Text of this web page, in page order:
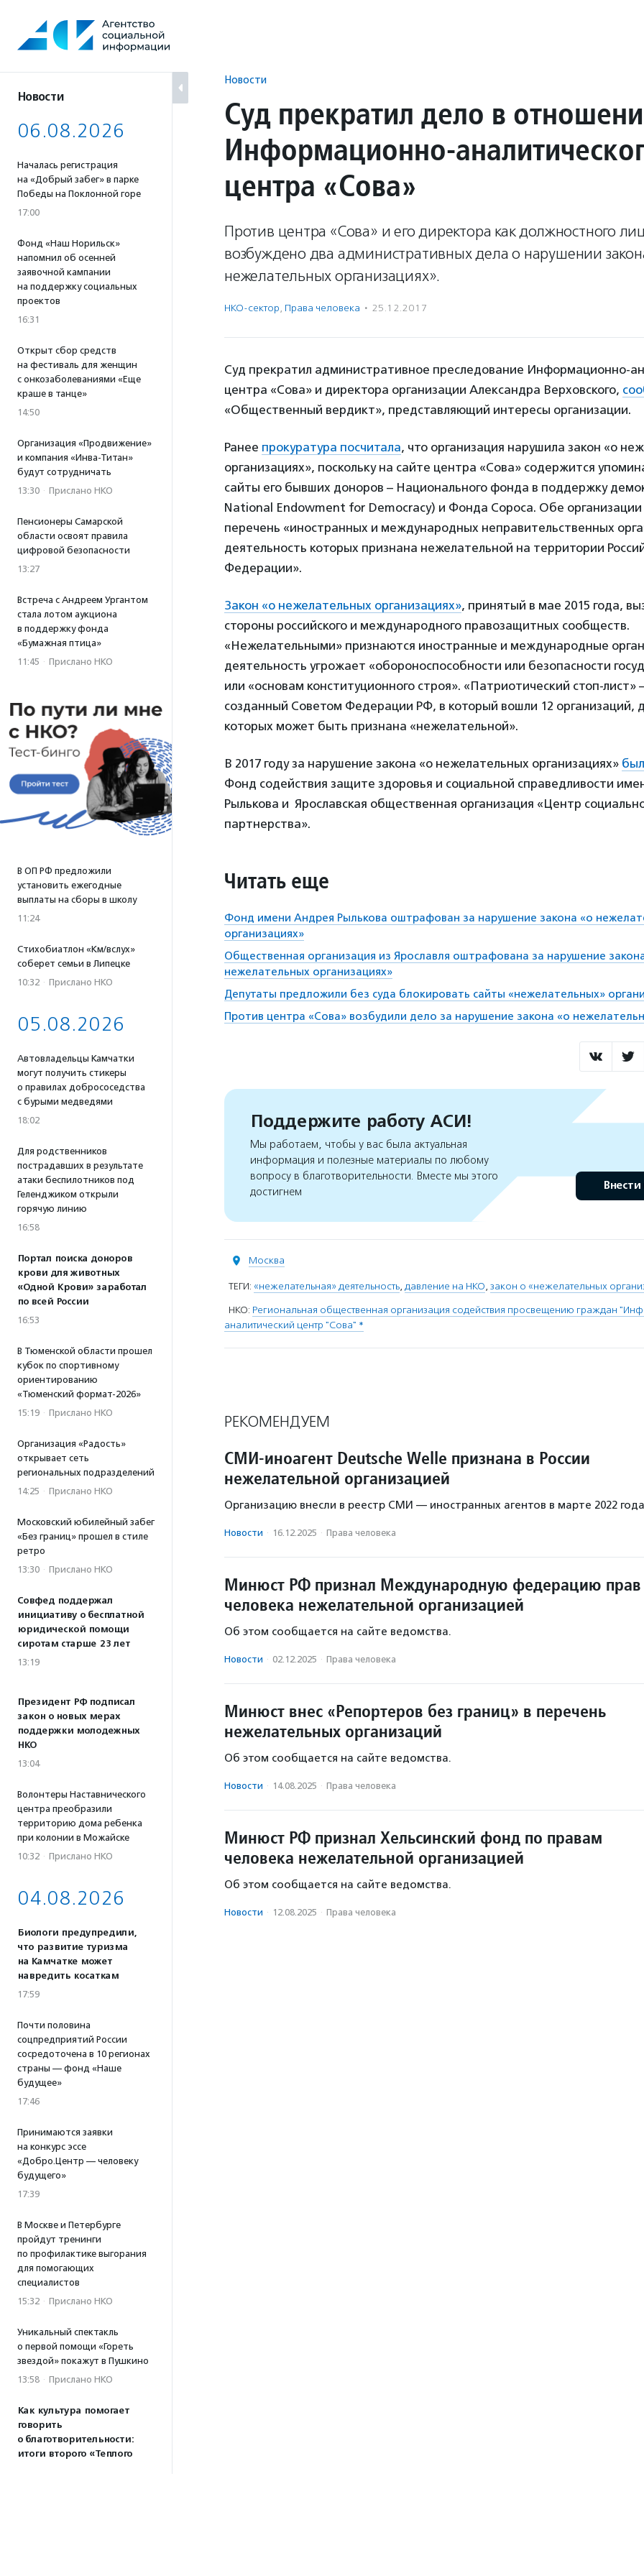
содержанию
Новости
06.08.2026
Началась регистрация
на «Добрый забег» в парке
Победы на Поклонной горе
17:00
Фонд «Наш Норильск»
напомнил об осенней
заявочной кампании
на поддержку социальных
проектов
16:31
Открыт сбор средств
на фестиваль для женщин
с онкозаболеваниями «Еще
краше в танце»
14:50
Организация «Продвижение»
и компания «Инва-Титан»
будут сотрудничать
13:30 · Прислано НКО
Пенсионеры Самарской
области освоят правила
цифровой безопасности
13:27
Встреча с Андреем Ургантом
стала лотом аукциона
в поддержку фонда
«Бумажная птица»
11:45 · Прислано НКО
В ОП РФ предложили
установить ежегодные
выплаты на сборы в школу
11:24
Стихобиатлон «Км/вслух»
соберет семьи в Липецке
10:32 · Прислано НКО
05.08.2026
Автовладельцы Камчатки
могут получить стикеры
о правилах добрососедства
с бурыми медведями
18:02
Для родственников
пострадавших в результате
атаки беспилотников под
Геленджиком открыли
горячую линию
16:58
Портал поиска доноров
крови для животных
«Одной Крови» заработал
по всей России
16:53
В Тюменской области прошел
кубок по спортивному
ориентированию
«Тюменский формат-2026»
15:19 · Прислано НКО
Организация «Радость»
открывает сеть
региональных подразделений
14:25 · Прислано НКО
Московский юбилейный забег
«Без границ» прошел в стиле
ретро
13:30 · Прислано НКО
Совфед поддержал
инициативу о бесплатной
юридической помощи
сиротам старше 23 лет
13:19
Президент РФ подписал
закон о новых мерах
поддержки молодежных
НКО
13:04
Волонтеры Наставнического
центра преобразили
территорию дома ребенка
при колонии в Можайске
10:32 · Прислано НКО
04.08.2026
Биологи предупредили,
что развитие туризма
на Камчатке может
навредить косаткам
17:59
Почти половина
соцпредприятий России
сосредоточена в 10 регионах
страны — фонд «Наше
будущее»
17:46
Принимаются заявки
на конкурс эссе
«Добро.Центр — человеку
будущего»
17:39
В Москве и Петербурге
пройдут тренинги
по профилактике выгорания
для помогающих
специалистов
15:32 · Прислано НКО
Уникальный спектакль
о первой помощи «Гореть
звездой» покажут в Пушкино
13:58 · Прислано НКО
Как культура помогает
говорить
о благотворительности:
итоги второго «Теплого
Новости
Суд прекратил дело в
Информационно-
центра «Сова»
Против центра «Сова» и его директора как должностного
возбуждено два административных дела о нарушении
нежелательных организациях».
НКО-сектор, Права человека · 25.12.2017
Суд прекратил административное преследование Информационно-
центра «Сова» и директора организации Александра Верховского,
«Общественный вердикт», представляющий интересы организации.
Ранее прокуратура посчитала, что организация нарушила закон «о
организациях», поскольку на сайте центра «Сова» содержится
сайты его бывших доноров – Национального фонда в поддержку
National Endowment for Democracy) и Фонда Сороса. Обе
перечень «иностранных и международных неправительственных
деятельность которых признана нежелательной на территории
Федерации».
Закон «о нежелательных организациях», принятый в мае 2015 года,
стороны российского и международного правозащитных сообществ.
«Нежелательными» признаются иностранные и международные
деятельность угрожает «обороноспособности или безопасности
или «основам конституционного строя». «Патриотический стоп-лист»
созданный Советом Федерации РФ, в который вошли 12 организаций,
которых может быть признана «нежелательной».
В 2017 году за нарушение закона «о нежелательных организациях»
Фонд содействия защите здоровья и социальной справедливости
Рылькова и Ярославская общественная организация «Центр
партнерства».
Читать еще
Фонд имени Андрея Рылькова оштрафован за нарушение закона «о
организациях»
Общественная организация из Ярославля оштрафована за нарушение
нежелательных организациях»
Депутаты предложили без суда блокировать сайты «нежелательных»
Против центра «Сова» возбудили дело за нарушение закона «о
Поддержите работу АСИ!
Мы работаем, чтобы у вас была актуальная
информация и полезные материалы по любому
вопросу в благотворительности. Вместе мы этого
достигнем
Внести
Москва
ТЕГИ: «нежелательная» деятельность, давление на НКО, закон о «нежелательных
НКО: Региональная общественная организация содействия просвещению граждан
аналитический центр "Сова" *
РЕКОМЕНДУЕМ
СМИ-иноагент Deutsche Welle признана в России
нежелательной организацией
Организацию внесли в реестр СМИ — иностранных агентов в марте 2022
Новости · 16.12.2025 · Права человека
Минюст РФ признал Международную федерацию прав
человека нежелательной организацией
Об этом сообщается на сайте ведомства.
Новости · 02.12.2025 · Права человека
Минюст внес «Репортеров без границ» в перечень
нежелательных организаций
Об этом сообщается на сайте ведомства.
Новости · 14.08.2025 · Права человека
Минюст РФ признал Хельсинский фонд по правам
человека нежелательной организацией
Об этом сообщается на сайте ведомства.
Новости · 12.08.2025 · Права человека